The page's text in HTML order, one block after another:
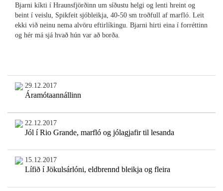
Bjarni kíkti í Hraunsfjörðinn um síðustu helgi og lenti hreint og
beint í veislu, Spikfeit sjóbleikja, 40-50 sm troðfull af marfló. Leit
ekki við neinu nema alvöru eftirlíkingu. Bjarni hirti eina í forréttinn
og hér má sjá hvað hún var að borða.
29.12.2017
Áramótaannállinn
22.12.2017
Jól í Rio Grande, marfló og jólagjafir til lesanda
15.12.2017
Lífið í Jökulsárlóni, eldbrennd bleikja og fleira